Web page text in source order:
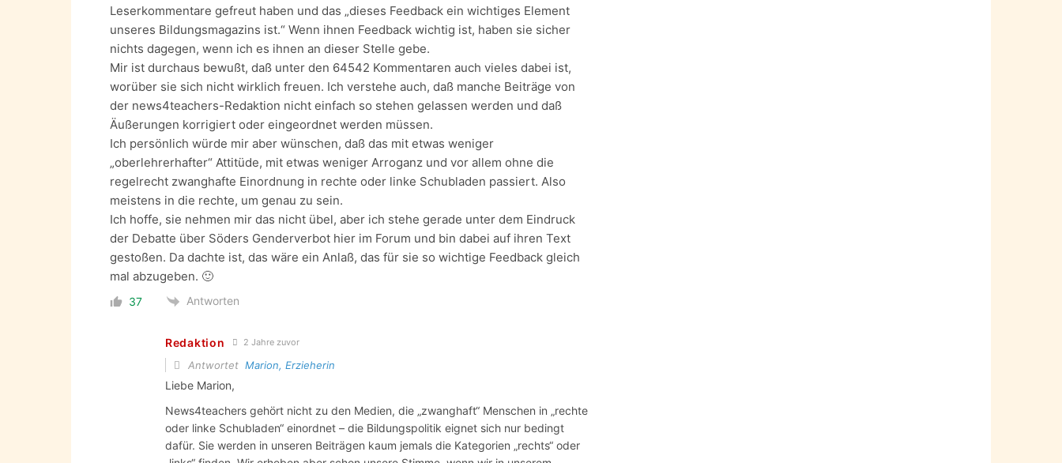
Leserkommentare gefreut haben und das „dieses Feedback ein wichtiges Element
unseres Bildungsmagazins ist.“ Wenn ihnen Feedback wichtig ist, haben sie sicher
nichts dagegen, wenn ich es ihnen an dieser Stelle gebe.
Mir ist durchaus bewußt, daß unter den 64542 Kommentaren auch vieles dabei ist,
worüber sie sich nicht wirklich freuen. Ich verstehe auch, daß manche Beiträge von
der news4teachers-Redaktion nicht einfach so stehen gelassen werden und daß
Äußerungen korrigiert oder eingeordnet werden müssen.
Ich persönlich würde mir aber wünschen, daß das mit etwas weniger
„oberlehrerhafter“ Attitüde, mit etwas weniger Arroganz und vor allem ohne die
regelrecht zwanghafte Einordnung in rechte oder linke Schubladen passiert. Also
meistens in die rechte, um genau zu sein.
Ich hoffe, sie nehmen mir das nicht übel, aber ich stehe gerade unter dem Eindruck
der Debatte über Söders Genderverbot hier im Forum und bin dabei auf ihren Text
gestoßen. Da dachte ist, das wäre ein Anlaß, das für sie so wichtige Feedback gleich
mal abzugeben. 🙂
37 Antworten
Redaktion 2 Jahre zuvor
Antwortet Marion, Erzieherin
Liebe Marion,
News4teachers gehört nicht zu den Medien, die „zwanghaft“ Menschen in „rechte
oder linke Schubladen“ einordnet – die Bildungspolitik eignet sich nur bedingt
dafür. Sie werden in unseren Beiträgen kaum jemals die Kategorien „rechts“ oder